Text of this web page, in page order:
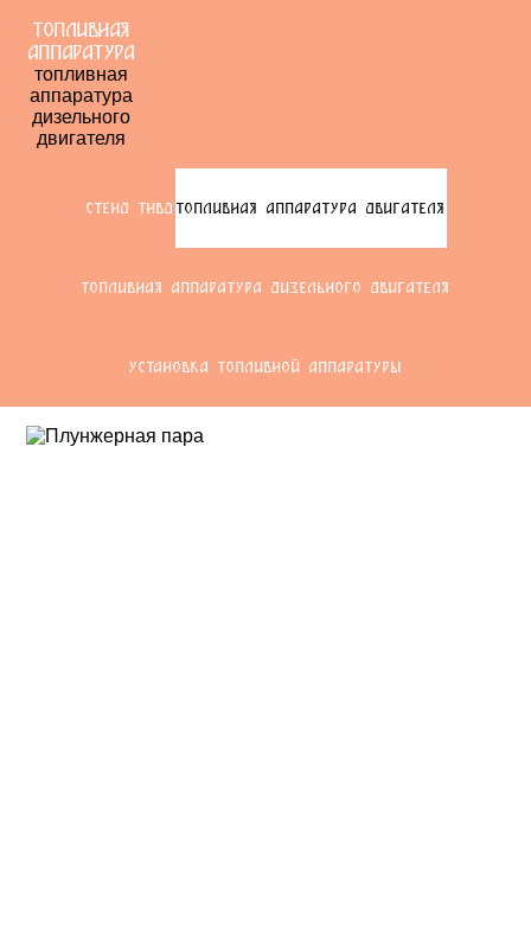
ТОПЛИВНАЯ
АППАРАТУРА
топливная
аппаратура
дизельного
двигателя
СТЕНД ТНВД ТОПЛИВНАЯ АППАРАТУРА ДВИГАТЕЛЯ
ТОПЛИВНАЯ АППАРАТУРА ДИЗЕЛЬНОГО ДВИГАТЕЛЯ
УСТАНОВКА ТОПЛИВНОЙ АППАРАТУРЫ